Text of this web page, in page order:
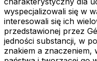
wyspecjalizowali się w
interesowali się ich
przedstawionej przez
jedności substancji, w
znakiem a znaczeniem,